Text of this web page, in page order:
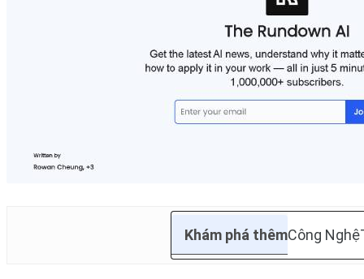
Khám phá thêmCông Nghệ